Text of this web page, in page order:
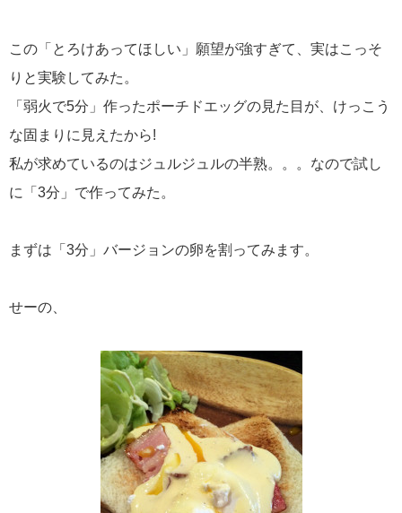
この「とろけあってほしい」願望が強すぎて、実はこっそ
りと実験してみた。
「弱火で5分」作ったポーチドエッグの見た目が、けっこう
な固まりに見えたから!
私が求めているのはジュルジュルの半熟。。。なので試し
に「3分」で作ってみた。
まずは「3分」バージョンの卵を割ってみます。
せーの、